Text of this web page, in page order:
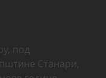
под
Станари,